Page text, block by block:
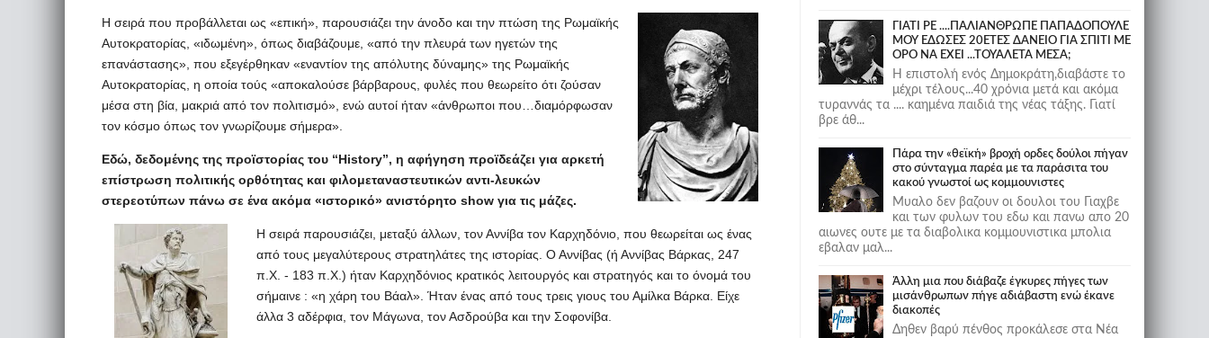
Η σειρά που προβάλλεται ως «επική», παρουσιάζει την άνοδο και την πτώση της Ρωμαϊκής
Αυτοκρατορίας, «ιδωμένη», όπως διαβάζουμε, «από την πλευρά των ηγετών της
επανάστασης», που εξεγέρθηκαν «εναντίον της απόλυτης δύναμης» της Ρωμαϊκής
Αυτοκρατορίας, η οποία τούς «αποκαλούσε βάρβαρους, φυλές που θεωρείτο ότι ζούσαν
μέσα στη βία, μακριά από τον πολιτισμό», ενώ αυτοί ήταν «άνθρωποι που…διαμόρφωσαν
τον κόσμο όπως τον γνωρίζουμε σήμερα».
Εδώ, δεδομένης της προϊστορίας του “History”, η αφήγηση προϊδεάζει για αρκετή
επίστρωση πολιτικής ορθότητας και φιλομεταναστευτικών αντι-λευκών
στερεοτύπων πάνω σε ένα ακόμα «ιστορικό» ανιστόρητο show για τις μάζες.
Η σειρά παρουσιάζει, μεταξύ άλλων, τον Αννίβα τον Καρχηδόνιο, που θεωρείται ως ένας
από τους μεγαλύτερους στρατηλάτες της ιστορίας. Ο Αννίβας (ή Αννίβας Βάρκας, 247
π.Χ. - 183 π.Χ.) ήταν Καρχηδόνιος κρατικός λειτουργός και στρατηγός και το όνομά του
σήμαινε : «η χάρη του Βάαλ». Ήταν ένας από τους τρεις γιους του Αμίλκα Βάρκα. Είχε
άλλα 3 αδέρφια, τον Μάγωνα, τον Ασδρούβα και την Σοφονίβα.
ΓΙΑΤΙ ΡΕ ....ΠΑΛΙΑΝΘΡΩΠΕ ΠΑΠΑΔΟΠΟΥΛΕ
ΜΟΥ ΕΔΩΣΕΣ 20ΕΤΕΣ ΔΑΝΕΙΟ ΓΙΑ ΣΠΙΤΙ ΜΕ
ΟΡΟ ΝΑ ΕΧΕΙ ...ΤΟΥΑΛΕΤΑ ΜΕΣΑ;
Η επιστολή ενός Δημοκράτη,διαβάστε το
μέχρι τέλους...40 χρόνια μετά και ακόμα
τυραννάς τα .... καημένα παιδιά της νέας τάξης. Γιατί
βρε άθ...
Πάρα την «θεϊκή» βροχή ορδες δούλοι πήγαν
στο σύνταγμα παρέα με τα παράσιτα του
κακού γνωστοί ως κομμουνιστες
Μυαλο δεν βαζουν οι δουλοι του Γιαχβε
και των φυλων του εδω και πανω απο 20
αιωνες ουτε με τα διαβολικα κομμουνιστικα μπολια
εβαλαν μαλ...
Άλλη μια που διάβαζε έγκυρες πήγες των
μισάνθρωπων πήγε αδιάβαστη ενώ έκανε
διακοπές
Δηθεν βαρύ πένθος προκάλεσε στα Νέα